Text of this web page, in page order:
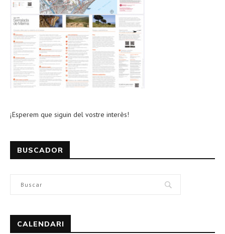
¡Esperem que siguin del vostre interès!
BUSCADOR
CALENDARI